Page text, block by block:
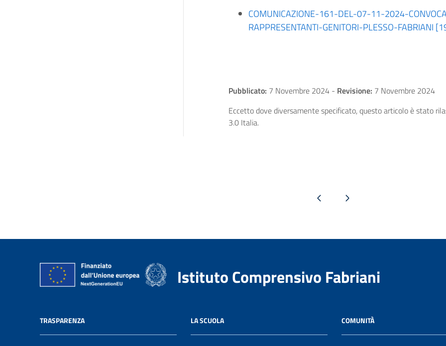
COMUNICAZIONE-161-DEL-07-11-2024-
RAPPRESENTANTI-GENITORI-PLESSO-FABRIANI
Pubblicato: 7 Novembre 2024 - Revisione: 7 Novembre 2024
Eccetto dove diversamente specificato, questo articolo è stato
3.0 Italia.
Pagina precedentePagina successiva
Istituto Comprensivo Fabriani
TRASPARENZA LA SCUOLA COMUNITÀ